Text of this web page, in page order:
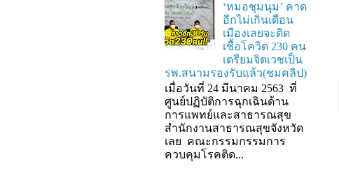
‘หมอชุมนุม’ คาด
อีกไม่เกินเดือน
เมืองเลยจะติด
เชื้อโควิด 230 คน
เตรียมจิตเวชเป็น
รพ.สนามรองรับแล้ว(ชมคลิป)
เมื่อวันที่ 24 มีนาคม 2563 ที่
ศูนย์ปฏิบัติการฉุกเฉินด้าน
การแพทย์และสาธารณสุข
สำนักงานสาธารณสุขจังหวัด
เลย คณะกรรมกรรมการ
ควบคุมโรคติด...